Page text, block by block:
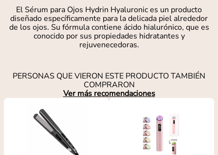
El Sérum para Ojos Hydrin Hyaluronic es un producto
diseñado específicamente para la delicada piel alrededor
de los ojos. Su fórmula contiene ácido hialurónico, que es
conocido por sus propiedades hidratantes y
rejuvenecedoras.
PERSONAS QUE VIERON ESTE PRODUCTO TAMBIÉN
COMPRARON
Ver más recomendaciones